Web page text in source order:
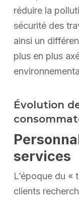
réduire la
sécurité des
ainsi un
plus en plus
Évolution
services
L’époque du
clients